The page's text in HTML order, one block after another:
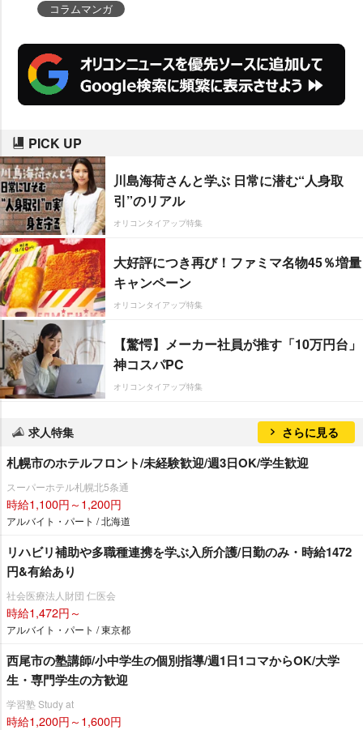
た。 コラムマンガ
PICK UP
川島海荷さんと学ぶ 日常に潜む“人身取
引”のリアル
オリコンタイアップ特集
大好評につき再び！ファミマ名物45％増量
キャンペーン
オリコンタイアップ特集
【驚愕】メーカー社員が推す「10万円台」
神コスパPC
オリコンタイアップ特集
求人特集 さらに見る
札幌市のホテルフロント/未経験歓迎/週3日OK/学生歓迎
スーパーホテル札幌北5条通
時給1,100円～1,200円
アルバイト・パート / 北海道
リハビリ補助や多職種連携を学ぶ入所介護/日勤のみ・時給1472
円&有給あり
社会医療法人財団 仁医会
時給1,472円～
アルバイト・パート / 東京都
西尾市の塾講師/小中学生の個別指導/週1日1コマからOK/大学
生・専門学生の方歓迎
学習塾 Study at
時給1,200円～1,600円